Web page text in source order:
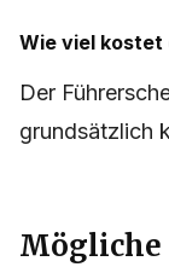
Wie viel kostet
Der
grundsätzlich
Mögliche